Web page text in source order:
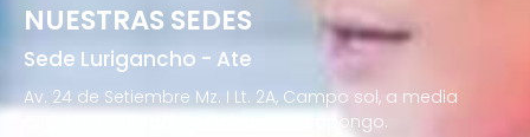
NUESTRAS SEDES
Sede Lurigancho - Ate
Av. 24 de Setiembre Mz. I Lt. 2A, Campo sol, a media
cuadra del Paradero Cabana, Carapongo.